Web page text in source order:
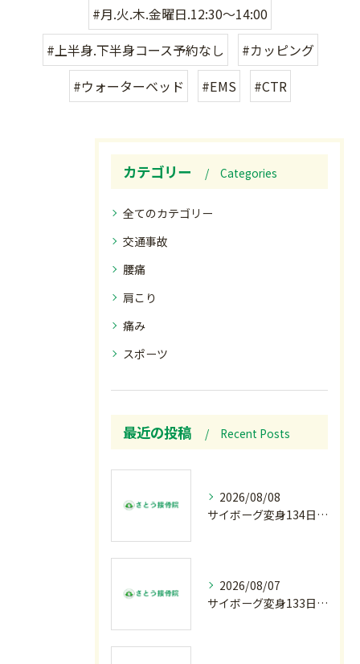
#月.火.木.金曜日.12:30〜14:00
#上半身.下半身コース予約なし
#カッピング
#ウォーターベッド
#EMS #CTR
カテゴリー Categories
全てのカテゴリー
交通事故
腰痛
肩こり
痛み
スポーツ
最近の投稿 Recent Posts
2026/08/08
サイボーグ変身134日目.ゾロ目.お盆休み.甲子園.佐野日大.麦倉監督37年振り白星.柔道インターハイ.2歳ダリア賞.GⅢ.エルムS. GⅢ.レパードS. GⅢ.CBC賞.応援印…土曜の朝〜
2026/08/07
サイボーグ変身133日目.広島.原爆.81年.インターハイ初日.金曜の朝〜